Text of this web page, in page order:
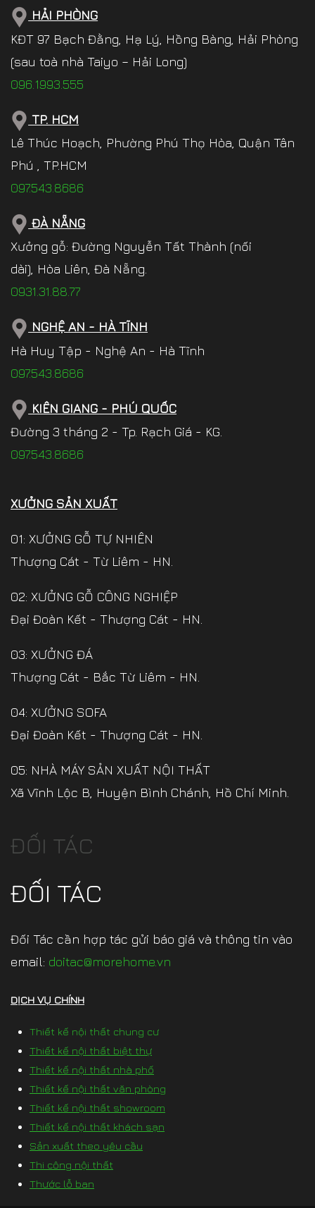
HẢI PHÒNG
KĐT 97 Bạch Đằng, Hạ Lý, Hồng Bàng, Hải Phòng
(sau toà nhà Taiyo – Hải Long)
096.1993.555
TP. HCM
Lê Thúc Hoạch, Phường Phú Thọ Hòa, Quận Tân
Phú , TP.HCM
097.543.8686
ĐÀ NẴNG
Xưởng gỗ: Đường Nguyễn Tất Thành (nối
dài), Hòa Liên, Đà Nẵng.
0931.31.88.77
NGHỆ AN - HÀ TĨNH
Hà Huy Tập - Nghệ An - Hà Tĩnh
097.543.8686
KIÊN GIANG - PHÚ QUỐC
Đường 3 tháng 2 - Tp. Rạch Giá - KG.
097.543.8686
XƯỞNG SẢN XUẤT
01: XƯỞNG GỖ TỰ NHIÊN
Thượng Cát - Từ Liêm - HN.
02: XƯỞNG GỖ CÔNG NGHIỆP
Đại Đoàn Kết - Thượng Cát - HN.
03: XƯỞNG ĐÁ
Thượng Cát - Bắc Từ Liêm - HN.
04: XƯỞNG SOFA
Đại Đoàn Kết - Thượng Cát - HN.
05: NHÀ MÁY SẢN XUẤT NỘI THẤT
Xã Vĩnh Lộc B, Huyện Bình Chánh, Hồ Chí Minh.
ĐỐI TÁC
ĐỐI TÁC
Đối Tác cần hợp tác gửi báo giá và thông tin vào
email: doitac@morehome.vn
DỊCH VỤ CHÍNH
Thiết kế nội thất chung cư
Thiết kế nội thất biệt thự
Thiết kế nội thất nhà phố
Thiết kế nội thất văn phòng
Thiết kế nội thất showroom
Thiết kế nội thất khách sạn
Sản xuất theo yêu cầu
Thi công nội thất
Thước lỗ ban